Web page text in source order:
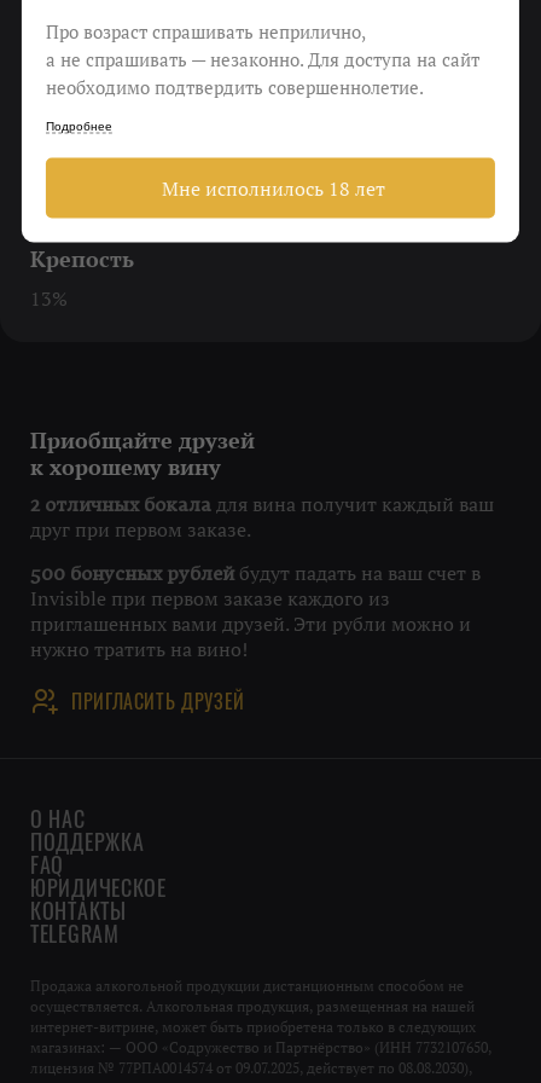
Сливочное мороженое, персики и лимон
Еда
Виноград
Крепость
13%
Приобщайте друзей
к хорошему вину
2 отличных бокала для вина получит каждый ваш
друг при первом заказе.
500 бонусных рублей будут падать на ваш счет в
Invisible при первом заказе каждого из
приглашенных вами друзей. Эти рубли можно и
нужно тратить на вино!
ПРИГЛАСИТЬ ДРУЗЕЙ
О НАС
ПОДДЕРЖКА
FAQ
ЮРИДИЧЕСКОЕ
КОНТАКТЫ
TELEGRAM
Продажа алкогольной продукции дистанционным способом не
осуществляется. Алкогольная продукция, размещенная на нашей
интернет-витрине, может быть приобретена только в следующих
магазинах: — ООО «Содружество и Партнёрство» (ИНН 7732107650,
лицензия № 77РПА0014574 от 09.07.2025, действует по 08.08.2030),
Про возраст спрашивать неприлично,
а не спрашивать — незаконно. Для доступа на сайт
необходимо подтвердить совершеннолетие.
Подробнее
Мне исполнилось 18 лет